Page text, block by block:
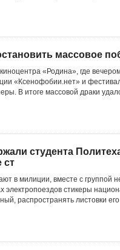
массовое
«Родина», где
«Ксенофобии.нет» и
В итоге массовой драки
студента
ст
в милиции, вместе с группой
электропоездов стикеры
распространять листовки